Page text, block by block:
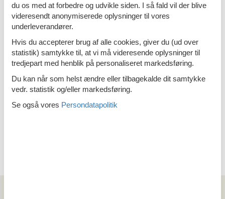
Emne nr.: 141-HZE133
Emne nr.: 363-NL-4493-
141
Last minute sommerhuse Sluis
du os med at forbedre og udvikle siden. I så fald vil der blive
videresendt anonymiserede oplysninger til vores
underleverandører.
Hvis du accepterer brug af alle cookies, giver du (ud over
statistik) samtykke til, at vi må videresende oplysninger til
tredjepart med henblik på personaliseret markedsføring.
Du kan når som helst ændre eller tilbagekalde dit samtykke
vedr. statistik og/eller markedsføring.
Se også vores Persondatapolitik